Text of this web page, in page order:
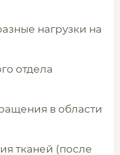
нагрузки на
отдела
в области
тканей (после